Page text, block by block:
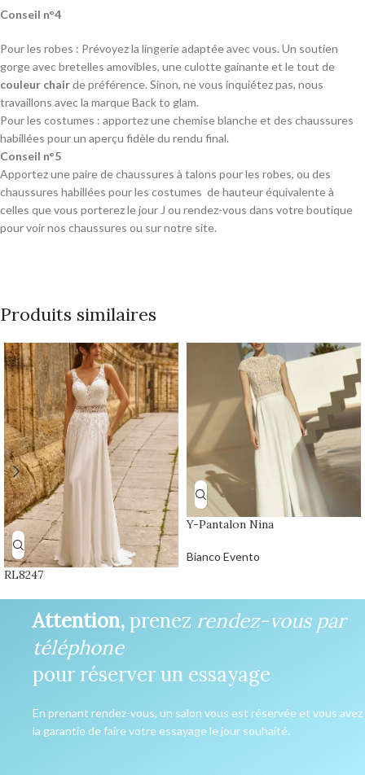
Conseil n°4
Pour les robes : Prévoyez la lingerie adaptée avec vous. Un soutien
gorge avec bretelles amovibles, une culotte gainante et le tout de
couleur chairde préférence. Sinon, ne vous inquiétez pas, nous
travaillons avec la marque Back to glam.
Pour les costumes : apportez une chemise blanche et des chaussures
habillées pour un aperçu fidèle du rendu final.
Conseil n°5
Apportez une paire de chaussures à talons pour les robes, ou des
chaussures habillées pour les costumes de hauteur équivalente à
celles que vous porterez le jour J ou rendez-vous dans votre boutique
pour voir nos chaussures ou sur notre site.
Produits similaires
RL8247
Y-Pantalon Nina
Bianco Evento
Attention,prenez rendez-vous par
téléphone
pour réserver un essayage
En prenant rendez-vous, un salon vous est réservée et vous avez
la garantie de faire votre essayage le jour souhaité.